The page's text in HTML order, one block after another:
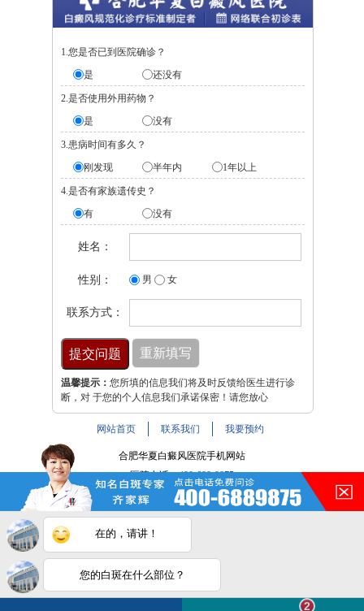
1.您是否已到医院确诊？
是
还没有
2.是否使用外用药物？
是
没有
3.患病时间有多久？
刚发现
半年内 1年以上
4.是否有家族遗传史？
有
没有
姓名：
性别： 男 女
联系方式：
温馨提示： 您所填的信息我们将及时反馈给医生进行诊
断，对 于您的个人信息我们承诺保密！请您放心
网站首页 联系我们 我要预约
合肥华夏白癜风医院手机网站
医院电话：400-688-9875
医院地址：合肥市铜陵路与裕溪路交叉路口
注：本网站信息仅供参考，不能作为诊断及医疗依据，服用
药物或进行治疗时请遵医嘱。如有转载或引用文章涉及版权
问题，请与我们联系。
皖ICP备16014022号-9
在的，请讲！
您的白斑在什么部位？
2
白斑在线问医生